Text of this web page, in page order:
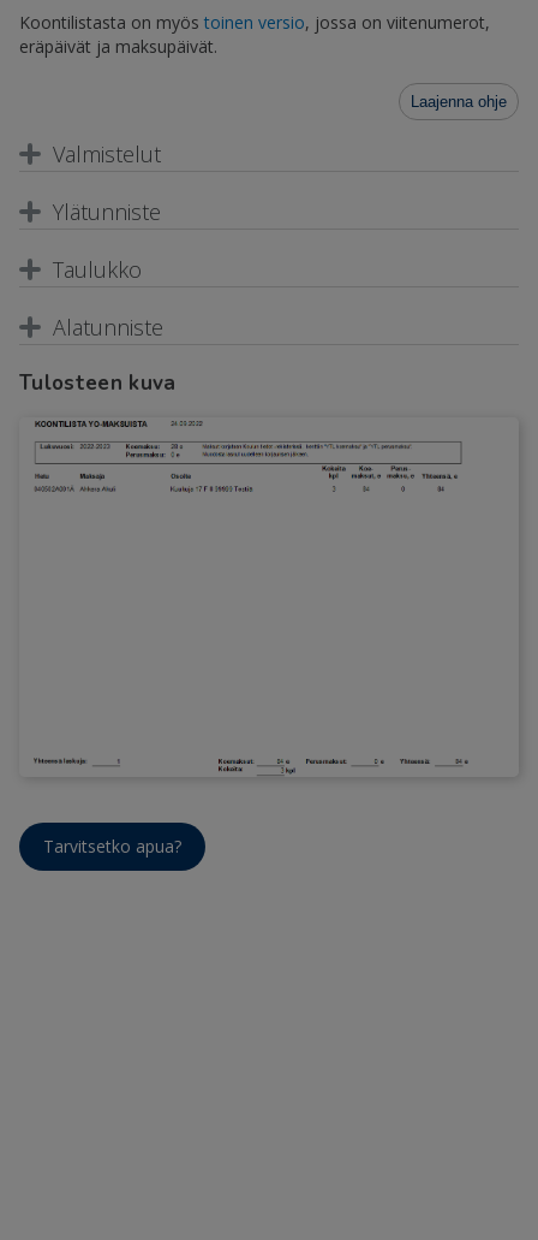
Koontilistasta on myös toinen versio, jossa on viitenumerot,
eräpäivät ja maksupäivät.
Laajenna ohje
Valmistelut
Ylätunniste
Taulukko
Alatunniste
Tulosteen kuva
Tarvitsetko apua?